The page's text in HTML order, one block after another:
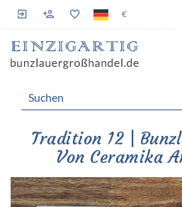
€
Tradition 12 |
Von Ceramika